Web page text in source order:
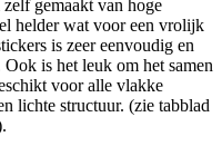
gemaakt van hoge
helder wat voor een vrolijk
is zeer eenvoudig en
is het leuk om het samen
voor alle vlakke
lichte structuur. (zie tabblad